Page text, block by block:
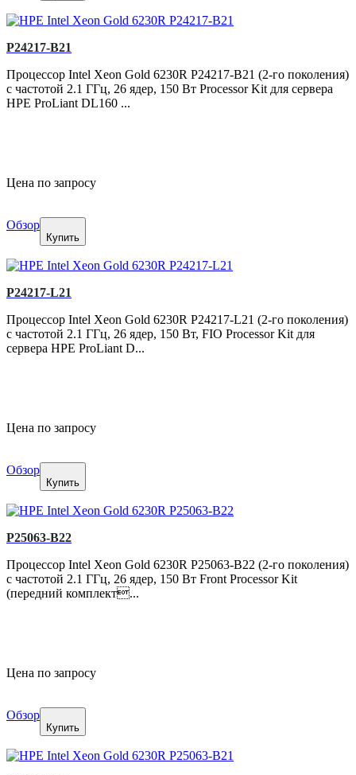
P24217-B21
Процессор Intel Xeon Gold 6230R P24217-B21 (2-го поколения)
с частотой 2.1 ГГц, 26 ядер, 150 Вт Processor Kit для сервера
HPE ProLiant DL160 ...
Цена по запросу
Обзор
Купить
P24217-L21
Процессор Intel Xeon Gold 6230R P24217-L21 (2-го поколения)
с частотой 2.1 ГГц, 26 ядер, 150 Вт, FIO Processor Kit для
сервера HPE ProLiant D...
Цена по запросу
Обзор
Купить
P25063-B22
Процессор Intel Xeon Gold 6230R P25063-B22 (2-го поколения)
с частотой 2.1 ГГц, 26 ядер, 150 Вт Front Processor Kit
(передний комплект...
Цена по запросу
Обзор
Купить